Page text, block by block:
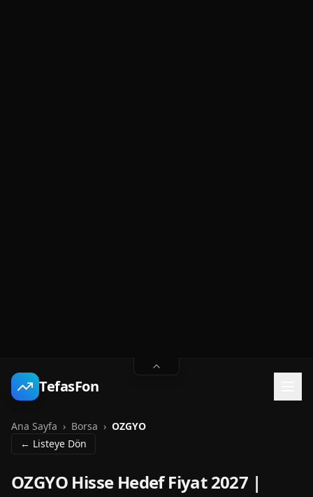
TefasFon
Ana Sayfa › Borsa › OZGYO
← Listeye Dön
OZGYO Hisse Hedef Fiyat 2027 |